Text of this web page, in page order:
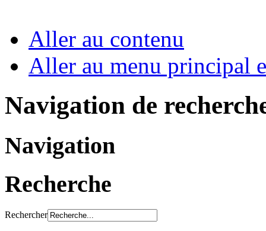
Aller au contenu
Aller au menu principal
Navigation de
Navigation
Recherche
Rechercher